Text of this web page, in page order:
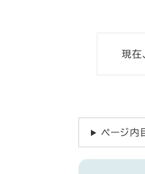
現在
ページ内